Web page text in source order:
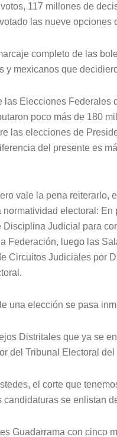
117 millones de
las nueve opciones
completo de las
y mexicanos que
las Elecciones Federales
poco más de 180
las elecciones de
del presente es
vale la pena reiterarlo,
electoral:
Judicial para
Federación, luego las
Circuitos Judiciales por
una elección se pasa
Distritales que ya se
del Tribunal Electoral
el corte que
se enlistan
Guadarrama con cinco